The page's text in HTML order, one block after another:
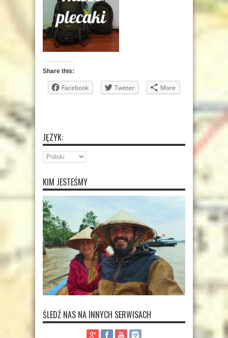
Share this:
Facebook Twitter More
JĘZYK:
KIM JESTEŚMY
ŚLEDŹ NAS NA INNYCH SERWISACH